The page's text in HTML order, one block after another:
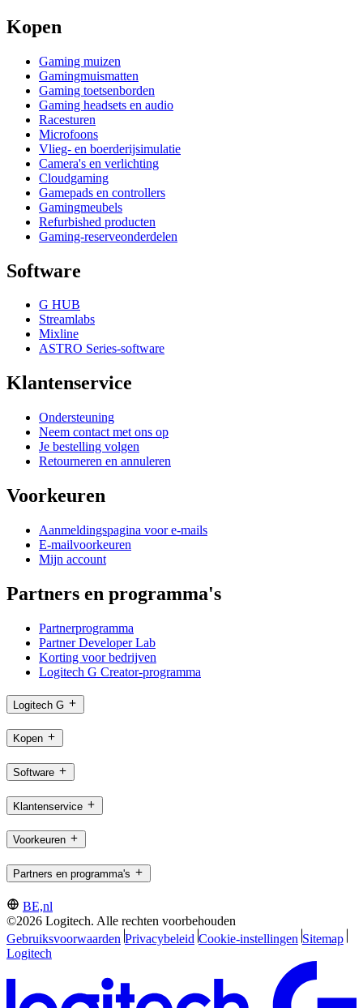
Kopen
Gaming muizen
Gamingmuismatten
Gaming toetsenborden
Gaming headsets en audio
Racesturen
Microfoons
Vlieg- en boerderijsimulatie
Camera's en verlichting
Cloudgaming
Gamepads en controllers
Gamingmeubels
Refurbished producten
Gaming-reserveonderdelen
Software
G HUB
Streamlabs
Mixline
ASTRO Series-software
Klantenservice
Ondersteuning
Neem contact met ons op
Je bestelling volgen
Retourneren en annuleren
Voorkeuren
Aanmeldingspagina voor e-mails
E-mailvoorkeuren
Mijn account
Partners en programma's
Partnerprogramma
Partner Developer Lab
Korting voor bedrijven
Logitech G Creator-programma
Logitech G
Kopen
Software
Klantenservice
Voorkeuren
Partners en programma's
BE,nl
©2026 Logitech. Alle rechten voorbehouden
Gebruiksvoorwaarden Privacybeleid Cookie-instellingen Sitemap
Logitech